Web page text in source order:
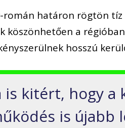
román határon rögtön
köszönhetően a
hosszú
is kitért, hogy a
is újabb